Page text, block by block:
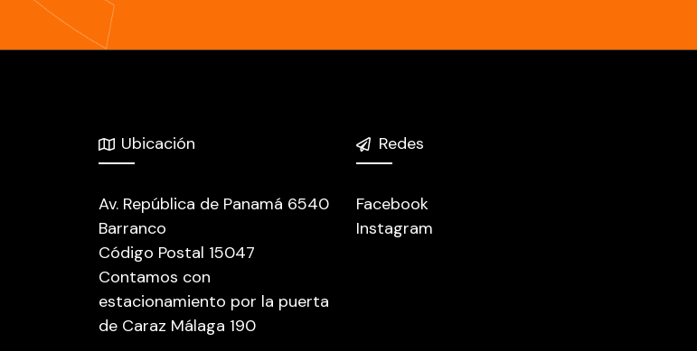
Ubicación
Av. República de Panamá 6540
Barranco
Código Postal 15047
Contamos con
estacionamiento por la puerta
de Caraz Málaga 190
Redes
Facebook
Instagram